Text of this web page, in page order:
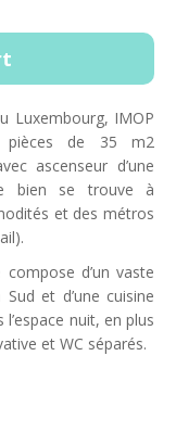
Luxembourg, IMOP
pièces de 35 m2
ascenseur d’une
bien se trouve à
et des métros
d’un vaste
et d’une cuisine
nuit, en plus
et WC séparés.